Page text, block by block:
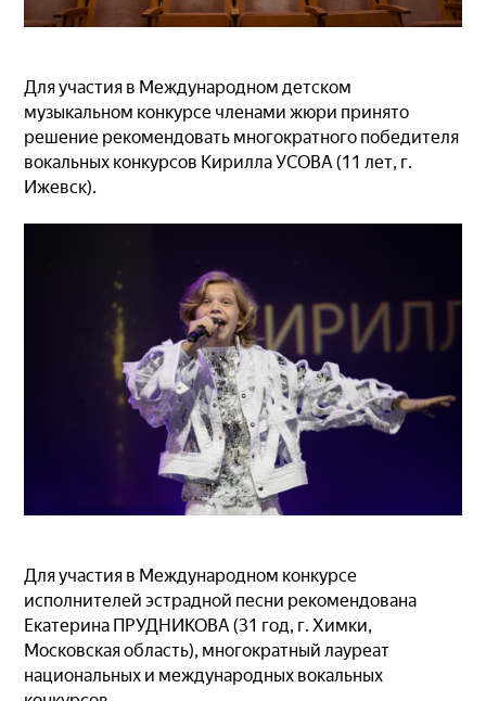
Для участия в Международном детском
музыкальном конкурсе членами жюри принято
решение рекомендовать многократного победителя
вокальных конкурсов Кирилла УСОВА (11 лет, г.
Ижевск).
Для участия в Международном конкурсе
исполнителей эстрадной песни рекомендована
Екатерина ПРУДНИКОВА (31 год, г. Химки,
Московская область), многократный лауреат
национальных и международных вокальных